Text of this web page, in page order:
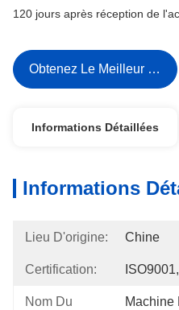
120 jours après réception de
Obtenez Le Meilleur Prix
Informations Détaillées
Informations
Lieu D'origine: Chine
Certification:
Nom Du
Machine